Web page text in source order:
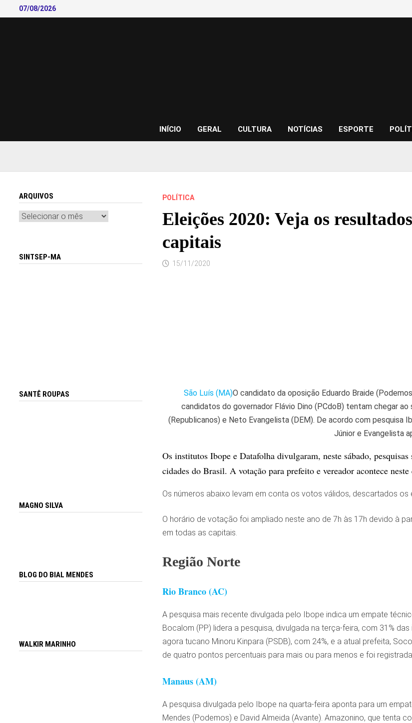
to
07/08/2026
INÍCIO GERAL CULTURA NOTÍCIAS ESPORTE
POLÍTICA
Eleições 2020: Veja os
capitais
15/11/2020
São Luís (MA)O candidato da oposição Eduardo Braide
candidatos do governador Flávio Dino (PCdoB) tentam chegar
(Republicanos) e Neto Evangelista (DEM). De acordo com pesquisa
Júnior e Evangelista
Os institutos Ibope e Datafolha divulgaram, neste sábado,
cidades do Brasil. A votação para prefeito e vereador acontece
Os números abaixo levam em conta os votos válidos, descartados
O horário de votação foi ampliado neste ano de 7h às 17h devido à
em todas as capitais.
Região Norte
Rio Branco (AC)
A pesquisa mais recente divulgada pelo Ibope indica um empate
Bocalom (PP) lidera a pesquisa, divulgada na terça-feira, com 31%
agora tucano Minoru Kinpara (PSDB), com 24%, e a atual prefeita,
de quatro pontos percentuais para mais ou para menos e foi
Manaus (AM)
A pesquisa divulgada pelo Ibope na quarta-feira aponta para um
Mendes (Podemos) e David Almeida (Avante). Amazonino, que tenta
ARQUIVOS
Arquivos
SINTSEP-MA
SANTÊ ROUPAS
MAGNO SILVA
BLOG DO BIAL MENDES
WALKIR MARINHO